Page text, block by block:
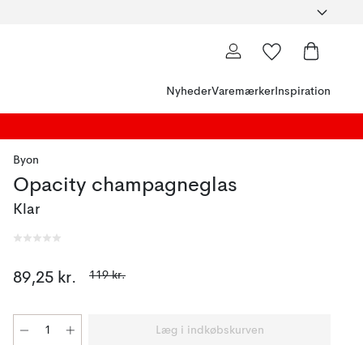
NyhederVaremærker Inspiration
Byon
Opacity champagneglas
Klar
89,25 kr. 119 kr.
Læg i indkøbskurven